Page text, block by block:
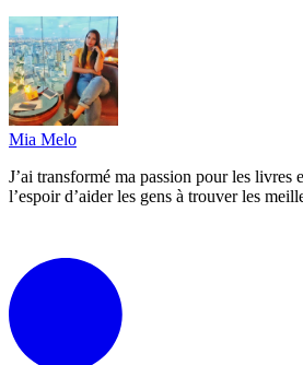
Mia Melo
J’ai transformé ma passion pour les livres
l’espoir d’aider les gens à trouver les